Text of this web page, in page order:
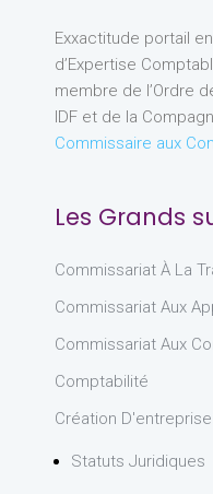
Exxactitude portail
d’Expertise
membre de l’Ordre
IDF et de la
Commissaire aux
Les Grands
Commissariat À La
Commissariat Aux
Commissariat Aux
Comptabilité
Création D'entreprise
Statuts Juridiques